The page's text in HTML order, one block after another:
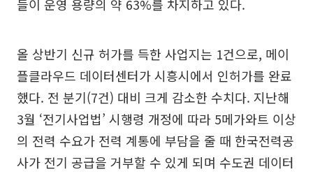
들이 운영 용량의 약 63%를 차지하고 있다.
올 상반기 신규 허가를 득한 사업지는 1건으로, 메이
플클라우드 데이터센터가 시흥시에서 인허가를 완료
했다. 전 분기(7건) 대비 크게 감소한 수치다. 지난해
3월 ‘전기사업법’ 시행령 개정에 따라 5메가와트 이상
의 전력 수요가 전력 계통에 부담을 줄 때 한국전력공
사가 전기 공급을 거부할 수 있게 되며 수도권 데이터